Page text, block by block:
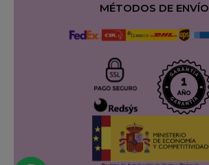
MÉTODOS DE ENVÍO